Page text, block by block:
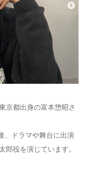
京都出身の富本惣昭さ
、ドラマや舞台に出演
郎役を演じています。